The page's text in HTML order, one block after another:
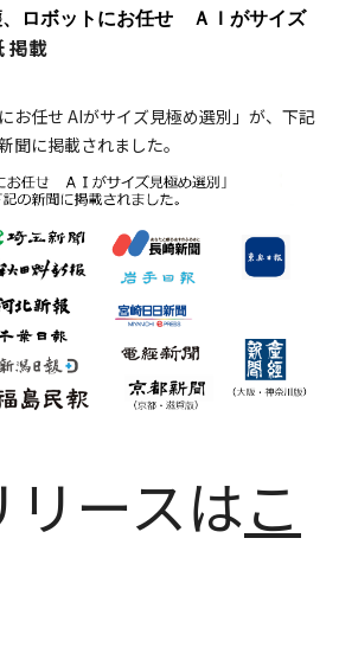
、ロボットにお任せ ＡＩがサイズ
掲載
お任せ AIがサイズ見極め選別」が、下記
聞に掲載されました。
リースはこ